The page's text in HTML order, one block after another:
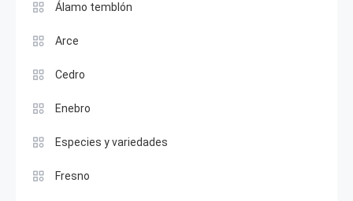
Álamo temblón
Arce
Cedro
Enebro
Especies y variedades
Fresno